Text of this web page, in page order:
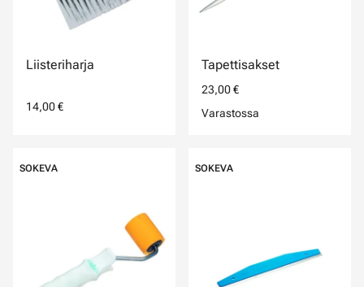
Liisteriharja
14,00 €
Tapettisakset
23,00 €
Varastossa
SOKEVA SOKEVA